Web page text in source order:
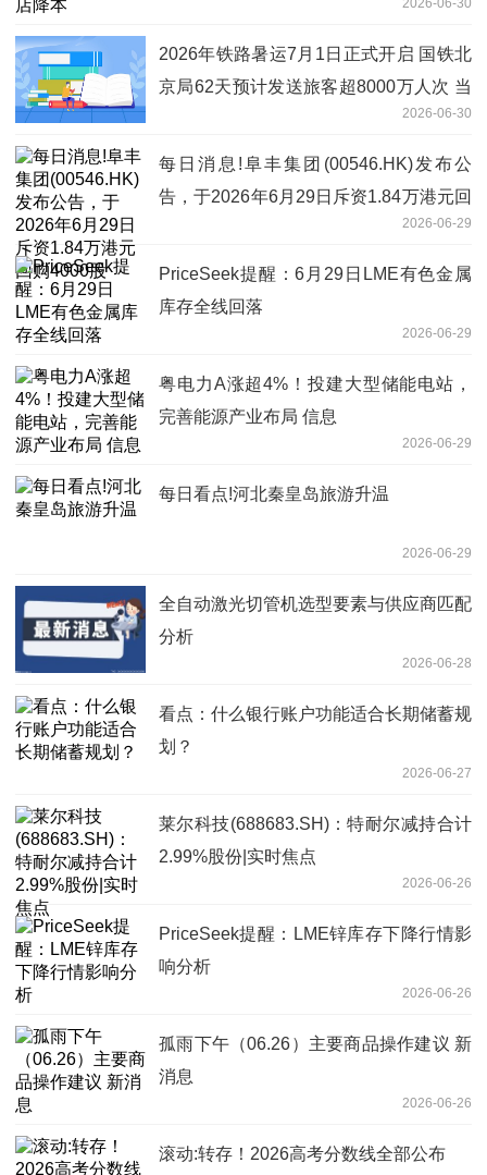
2026-06-30
2026年铁路暑运7月1日正式开启 国铁北
京局62天预计发送旅客超8000万人次 当
2026-06-30
每日消息!阜丰集团(00546.HK)发布公
告，于2026年6月29日斥资1.84万港元回
2026-06-29
PriceSeek提醒：6月29日LME有色金属
库存全线回落
2026-06-29
粤电力A涨超4%！投建大型储能电站，
完善能源产业布局 信息
2026-06-29
每日看点!河北秦皇岛旅游升温
2026-06-29
全自动激光切管机选型要素与供应商匹配
分析
2026-06-28
看点：什么银行账户功能适合长期储蓄规
划？
2026-06-27
莱尔科技(688683.SH)：特耐尔减持合计
2.99%股份|实时焦点
2026-06-26
PriceSeek提醒：LME锌库存下降行情影
响分析
2026-06-26
孤雨下午（06.26）主要商品操作建议 新
消息
2026-06-26
滚动:转存！2026高考分数线全部公布